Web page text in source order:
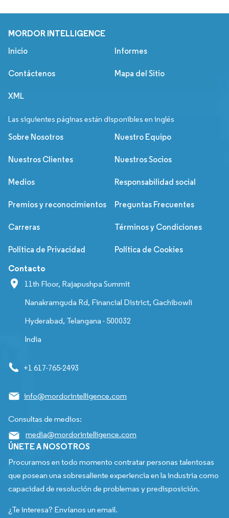
MORDOR INTELLIGENCE
Inicio Informes
Contáctenos Mapa del Sitio
XML
Las siguientes páginas están disponibles en inglés
Sobre Nosotros Nuestro Equipo
Nuestros Clientes Nuestros Socios
Medios Responsabilidad social
Premios y reconocimientos Preguntas Frecuentes
Carreras Términos y Condiciones
Política de Privacidad Política de Cookies
Contacto
11th Floor, Rajapushpa Summit
Nanakramguda Rd, Financial District, Gachibowli
Hyderabad, Telangana - 500032
India
+1 617-765-2493
info@mordorintelligence.com
Consultas de medios:
media@mordorintelligence.com
ÚNETE A NOSOTROS
Procuramos en todo momento contratar personas talentosas
que posean una sobresaliente experiencia en la industria como
capacidad de resolución de problemas y predisposición.
¿Te interesa? Envíanos un email.